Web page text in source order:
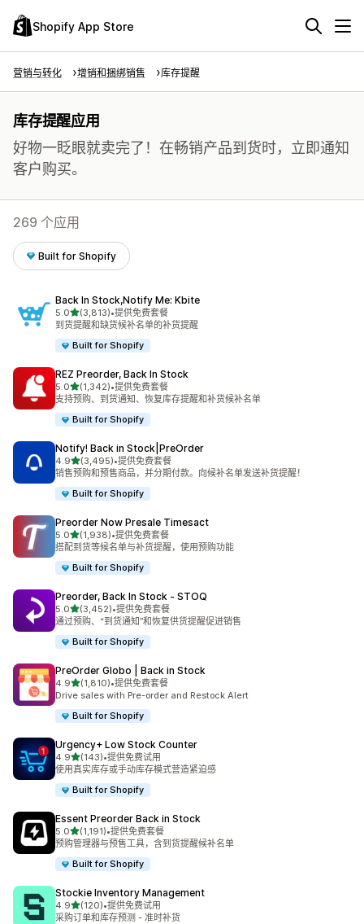
Shopify App Store
营销与转化 增销和捆绑销售 库存提醒
库存提醒应用
好物一眨眼就卖完了！在畅销产品到货时，立即通知
客户购买。
269 个应用
Built for Shopify
Back In Stock,Notify Me: Kbite
5.0星（满分 5 星）
(3,813)
总共 3813 条评论
•提供免费套餐
到货提醒和缺货候补名单的补货提醒
Built for Shopify
REZ Preorder, Back In Stock
5.0星（满分 5 星）
(1,342)
总共 1342 条评论
•提供免费套餐
支持预购、到货通知、恢复库存提醒和补货候补名单
Built for Shopify
Notify! Back in Stock|PreOrder
4.9星（满分 5 星）
(3,495)
总共 3495 条评论
•提供免费套餐
销售预购和预售商品，并分期付款。向候补名单发送补货提醒！
Built for Shopify
Preorder Now Presale Timesact
5.0星（满分 5 星）
(1,938)
总共 1938 条评论
•提供免费套餐
搭配到货等候名单与补货提醒，使用预购功能
Built for Shopify
Preorder, Back In Stock ‑ STOQ
5.0星（满分 5 星）
(3,452)
总共 3452 条评论
•提供免费套餐
通过预购、“到货通知”和恢复供货提醒促进销售
Built for Shopify
PreOrder Globo | Back in Stock
4.9星（满分 5 星）
(1,810)
总共 1810 条评论
•提供免费套餐
Drive sales with Pre-order and Restock Alert
Built for Shopify
Urgency+ Low Stock Counter
4.9星（满分 5 星）
(143)
总共 143 条评论
•提供免费试用
使用真实库存或手动库存模式营造紧迫感
Built for Shopify
Essent Preorder Back in Stock
5.0星（满分 5 星）
(1,191)
总共 1191 条评论
•提供免费套餐
预购管理器与预售工具，含到货提醒候补名单
Built for Shopify
Stockie Inventory Management
4.9星（满分 5 星）
(120)
总共 120 条评论
•提供免费试用
采购订单和库存预测 - 准时补货